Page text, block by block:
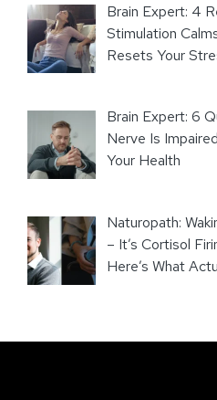
Brain Expert: 4
Stimulation
Resets Your
Brain Expert: 6
Nerve Is
Your Health
Naturopath:
– It’s Cortisol
Here’s What